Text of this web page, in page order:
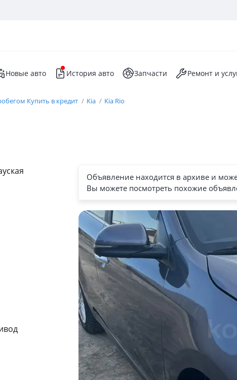
Новые авто История авто Запчасти Ремонт и
Купить в кредит Kia Kia Rio
Объявление находится в архиве и
Вы можете посмотреть похожие